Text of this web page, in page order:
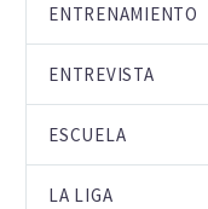
ENTRENAMIENTO
ENTREVISTA
ESCUELA
LA LIGA